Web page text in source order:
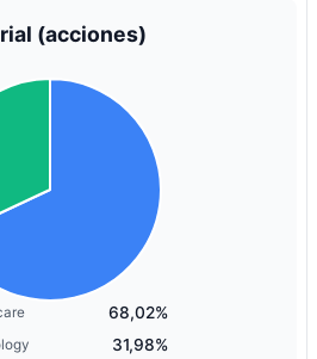
(acciones)
68,02%
31,98%